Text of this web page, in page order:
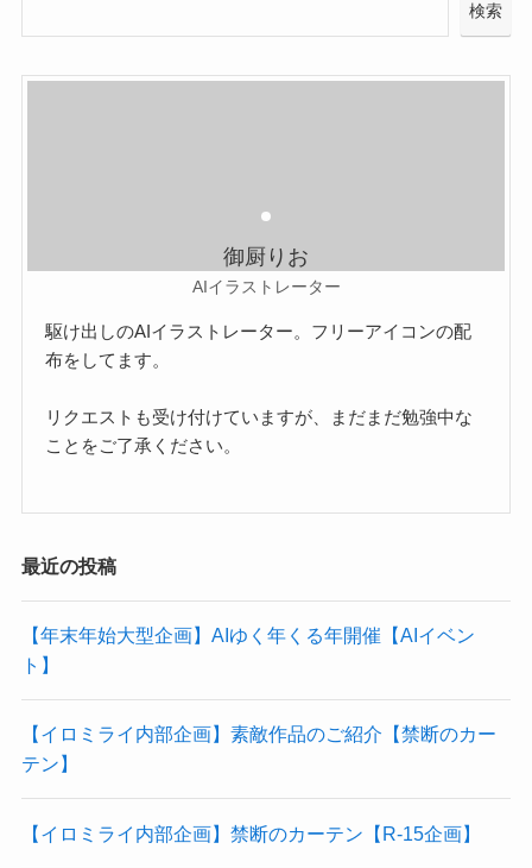
検索
御厨りお
AIイラストレーター
駆け出しのAIイラストレーター。フリーアイコンの配
布をしてます。
リクエストも受け付けていますが、まだまだ勉強中な
ことをご了承ください。
最近の投稿
【年末年始大型企画】AIゆく年くる年開催【AIイベン
ト】
【イロミライ内部企画】素敵作品のご紹介【禁断のカー
テン】
【イロミライ内部企画】禁断のカーテン【R-15企画】